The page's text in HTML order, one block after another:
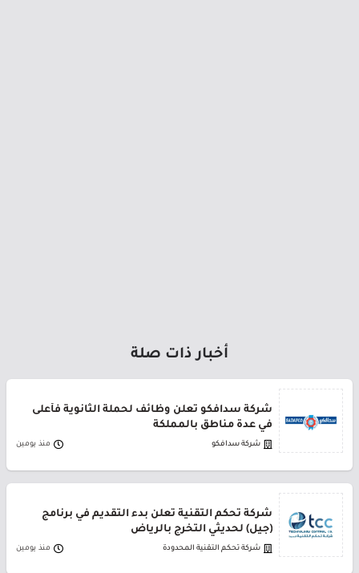
أخبار ذات صلة
شركة سدافكو تعلن وظائف لحملة الثانوية فأعلى
في عدة مناطق بالمملكة
شركة سدافكو منذ يومين
شركة تحكم التقنية تعلن بدء التقديم في برنامج
(جيل) لحديثي التخرج بالرياض
شركة تحكم التقنية المحدودة منذ يومين